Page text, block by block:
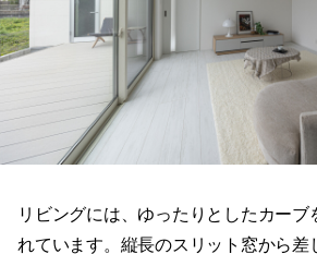
リビングには、ゆったりとしたカーブ
れています。縦長のスリット窓から差